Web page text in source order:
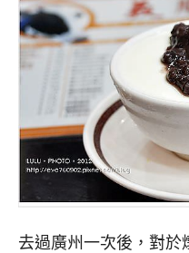
去過廣州一次後，對於